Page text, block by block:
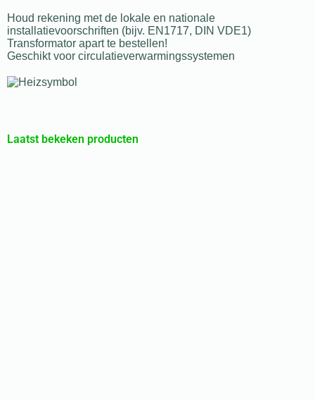
Houd rekening met de lokale en nationale
installatievoorschriften (bijv. EN1717, DIN VDE1)
Transformator apart te bestellen!
Geschikt voor circulatieverwarmingssystemen
Laatst bekeken producten